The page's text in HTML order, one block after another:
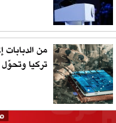
من الدبابات
تركيا